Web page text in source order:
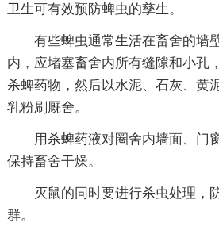
卫生可有效预防蜱虫的孳生。
有些蜱虫通常生活在畜舍的墙
内，应堵塞畜舍内所有缝隙和小孔
杀蜱药物，然后以水泥、石灰、黄
乳粉刷厩舍。
用杀蜱药液对圈舍内墙面、门
保持畜舍干燥。
灭鼠的同时要进行杀虫处理，
群。